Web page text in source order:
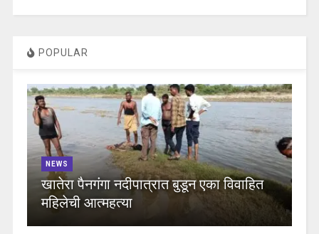
POPULAR
NEWS
खातेरा पैनगंगा नदीपात्रात बुडून एका विवाहित
महिलेची आत्महत्या